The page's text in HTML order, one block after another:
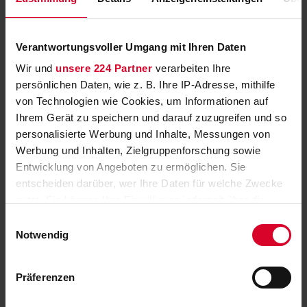
Verantwortungsvoller Umgang mit Ihren Daten
Wir und unsere 224 Partner verarbeiten Ihre
persönlichen Daten, wie z. B. Ihre IP-Adresse, mithilfe
von Technologien wie Cookies, um Informationen auf
Ihrem Gerät zu speichern und darauf zuzugreifen und so
personalisierte Werbung und Inhalte, Messungen von
Werbung und Inhalten, Zielgruppenforschung sowie
Entwicklung von Angeboten zu ermöglichen. Sie
entscheiden darüber, wer Ihre Daten für welche Zwecke
Trigger Symbol ändern oder widerrufen
Informationen über Ihre geografische Lage
Notwendig
Präferenzen
Neue Serie: Rembetis – Die Geisterjäger im ZDF
Schräge Comedy-Serie in Doppelfolgen
Teilen
Dorfer und Düringer als Weber &
Breitfuß
„9 Plätze – 9 Schätze“: Die Finalisten
2025 stehen fest